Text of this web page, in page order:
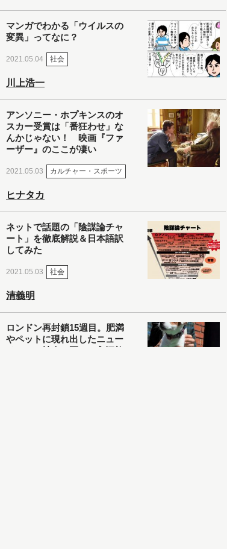
マンガでわかる「ウイルスの
変異」ってなに？
2021.05.04 社会
川上浩一
アンソニー・ホプキンスのオ
スカー受賞は「番狂わせ」な
んかじゃない！ 映画『ファ
ーザー』のここが凄い
2021.05.03 カルチャー・スポーツ
ヒナタカ
ネットで話題の「陰謀論チャ
ート」を徹底解説＆日本語訳
してみた
2021.05.03 社会
清義明
ロンドン再封鎖15週目。肥満
やペットに現れ出したニュー
ノーマル社会の歪み＜入江敦